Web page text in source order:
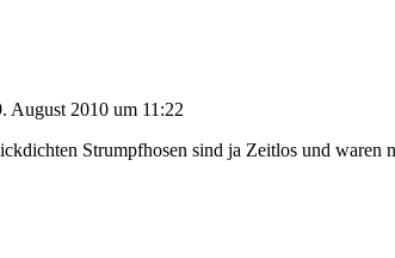
August 2010 um 11:22
Strumpfhosen sind ja Zeitlos und